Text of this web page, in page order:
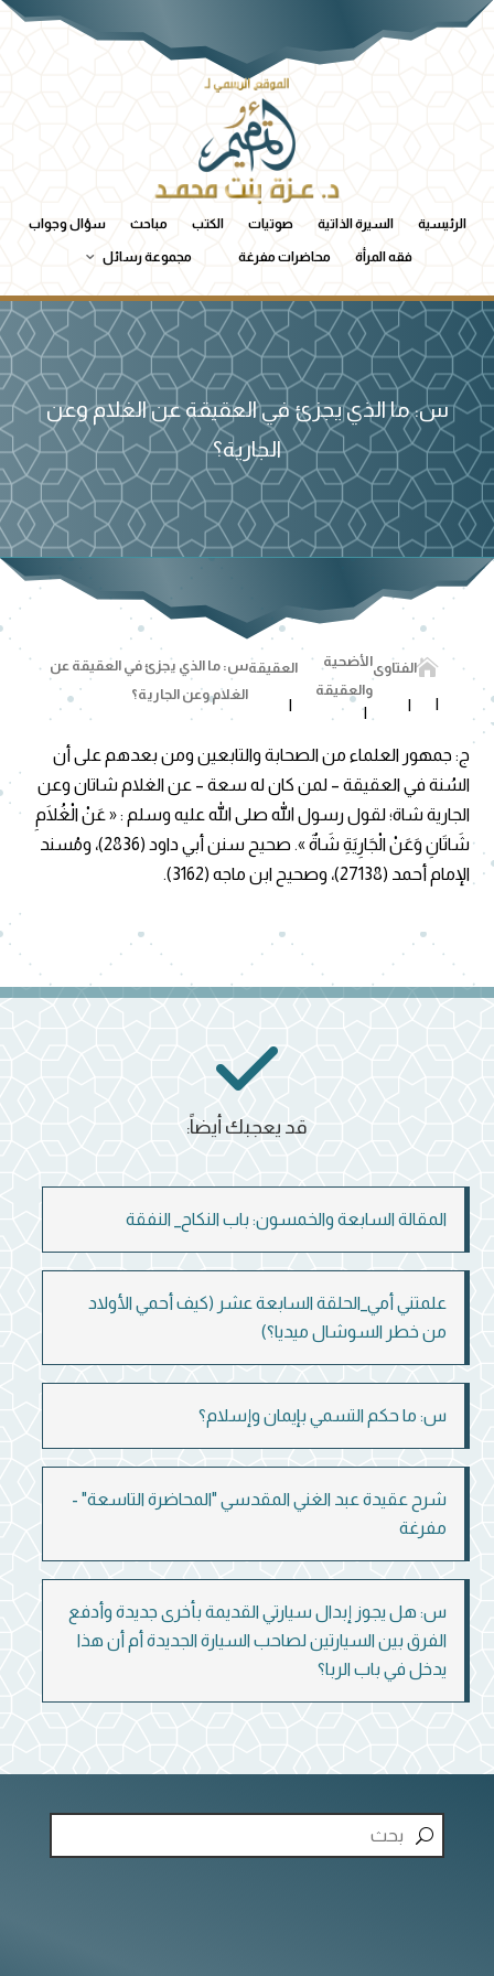
الرئيسية السيرة الذاتية صوتيات الكتب مباحث سؤال وجواب
فقه المرأة محاضرات مفرغة مجموعة رسائل
س: ما الذي يجزئ في العقيقة عن الغلام وعن
الجارية؟
الفتاوىالأضحية
والعقيقة
العقيقةس: ما الذي يجزئ في العقيقة عن
الغلام وعن الجارية؟
ج: جمهور العلماء من الصحابة والتابعين ومن بعدهم على أن
السُنة في العقيقة – لمن كان له سعة – عن الغلام شاتان وعن
الجارية شاة؛ لقول رسول الله صلى الله عليه وسلم : « عَنْ الْغُلَامِ
شَاتَانِ وَعَنْ الْجَارِيَةِ شَاةٌ ». صحيح سنن أبي داود (2836)، ومُسند
الإمام أحمد (27138)، وصحيح ابن ماجه (3162).
المقالة السابعة والخمسون: باب النكاح_ النفقة
علمتني أمي_الحلقة السابعة عشر (كيف أحمي الأولاد
من خطر السوشال ميديا؟)
س: ما حكم التسمي بإيمان وإسلام؟
شرح عقيدة عبد الغني المقدسي "المحاضرة التاسعة" -
مفرغة
س: هل يجوز إبدال سيارتي القديمة بأخرى جديدة وأدفع
الفرق بين السيارتين لصاحب السيارة الجديدة أم أن هذا
يدخل في باب الربا؟
قد يعجبك أيضاً: